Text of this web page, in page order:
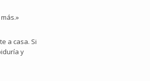
a casa. Si
y